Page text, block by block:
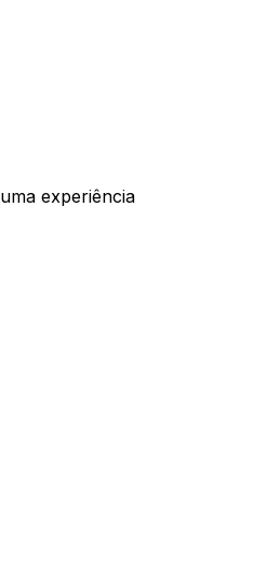
uma experiência